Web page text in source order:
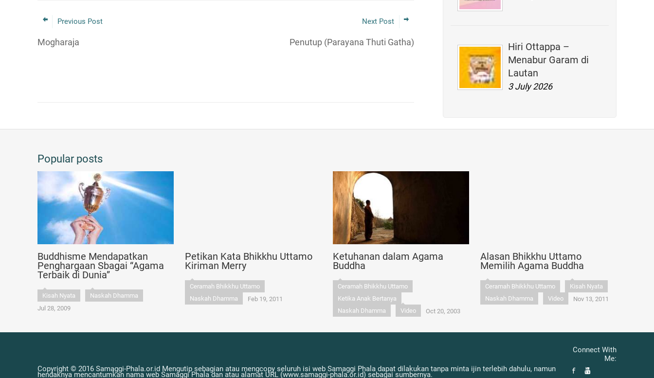
Hiri Ottappa –
Menabur Garam di
Lautan
3 July 2026
Previous Post
Mogharaja
Next Post
Penutup (Parayana Thuti Gatha)
Popular posts
Buddhisme Mendapatkan
Penghargaan Sbagai “Agama
Terbaik di Dunia”
Kisah Nyata
Naskah Dhamma
Jul 28, 2009
Petikan Kata Bhikkhu Uttamo
Kiriman Merry
Ceramah Bhikkhu Uttamo
Naskah Dhamma
Feb 19, 2011
Ketuhanan dalam Agama
Buddha
Ceramah Bhikkhu Uttamo
Ketika Anak Bertanya
Naskah Dhamma
Video Oct 20, 2003
Alasan Bhikkhu Uttamo
Memilih Agama Buddha
Ceramah Bhikkhu Uttamo
Kisah Nyata
Naskah Dhamma
Video Nov 13, 2011
Copyright © 2016 Samaggi-Phala.or.id Mengutip sebagian atau mengcopy seluruh isi web Samaggi Phala dapat dilakukan tanpa minta ijin terlebih dahulu, namun
hendaknya mencantumkan nama web Samaggi Phala dan atau alamat URL (www.samaggi-phala.or.id) sebagai sumbernya.
Connect With
Me: